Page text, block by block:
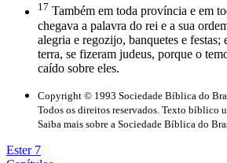
17 Também em toda província e em
chegava a palavra do rei e a sua
alegria e regozijo, banquetes e festas;
terra, se fizeram judeus, porque o
caído sobre eles.
Copyright © 1993 Sociedade Bíblica do
Todos os direitos reservados. Texto bíblico
Saiba mais sobre a Sociedade Bíblica do
Ester 7